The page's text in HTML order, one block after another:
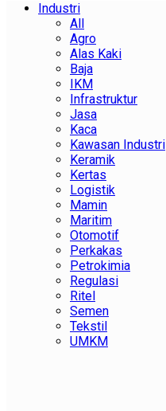
Industri
All
Agro
Alas Kaki
Baja
IKM
Infrastruktur
Jasa
Kaca
Kawasan Industri
Keramik
Kertas
Logistik
Mamin
Maritim
Otomotif
Perkakas
Petrokimia
Regulasi
Ritel
Semen
Tekstil
UMKM